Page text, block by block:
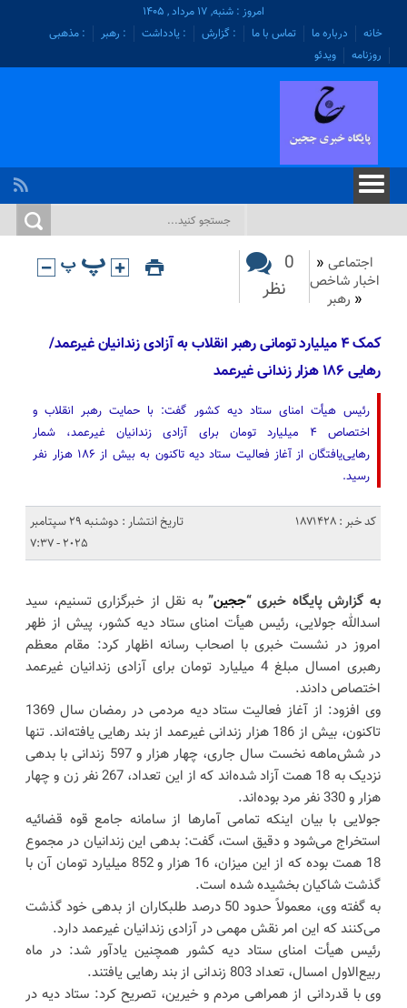
امروز : شنبه, ۱۷ مرداد , ۱۴۰۵
خانه
درباره ما تماس با ما : گزارش : یادداشت : رهبر
: مذهبی
روزنامه
ویدئو
اجتماعی «
اخبار شاخص
« رهبر
0
نظر
کمک ۴ میلیارد تومانی رهبر انقلاب به آزادی زندانیان غیرعمد/
رهایی ۱۸۶ هزار زندانی غیرعمد
رئیس هیأت امنای ستاد دیه کشور گفت: با حمایت رهبر انقلاب و
اختصاص ۴ میلیارد تومان برای آزادی زندانیان غیرعمد، شمار
رهایی‌یافتگان از آغاز فعالیت ستاد دیه تاکنون به بیش از ۱۸۶ هزار نفر
رسید.
کد خبر : 1871428
تاریخ انتشار : دوشنبه 29 سپتامبر
2025 - 7:37
به گزارش پایگاه خبری “ججین”به نقل از خبرگزاری تسنیم، سید
اسدالله جولایی، رئیس هیأت امنای ستاد دیه کشور، پیش از ظهر
امروز در نشست خبری با اصحاب رسانه اظهار کرد: مقام معظم
رهبری امسال مبلغ 4 میلیارد تومان برای آزادی زندانیان غیرعمد
اختصاص دادند.
وی افزود: از آغاز فعالیت ستاد دیه مردمی در رمضان سال 1369
تاکنون، بیش از 186 هزار زندانی غیرعمد از بند رهایی یافته‌اند. تنها
در شش‌ماهه نخست سال جاری، چهار هزار و 597 زندانی با بدهی
نزدیک به 18 همت آزاد شده‌اند که از این تعداد، 267 نفر زن و چهار
هزار و 330 نفر مرد بوده‌اند.
جولایی با بیان اینکه تمامی آمارها از سامانه جامع قوه قضائیه
استخراج می‌شود و دقیق است، گفت: بدهی این زندانیان در مجموع
18 همت بوده که از این میزان، 16 هزار و 852 میلیارد تومان آن با
گذشت شاکیان بخشیده شده است.
به گفته وی، معمولاً حدود 50 درصد طلبکاران از بدهی خود گذشت
می‌کنند که این امر نقش مهمی در آزادی زندانیان غیرعمد دارد.
رئیس هیأت امنای ستاد دیه کشور همچنین یادآور شد: در ماه
ربیع‌الاول امسال، تعداد 803 زندانی از بند رهایی یافتند.
وی با قدردانی از همراهی مردم و خیرین، تصریح کرد: ستاد دیه در